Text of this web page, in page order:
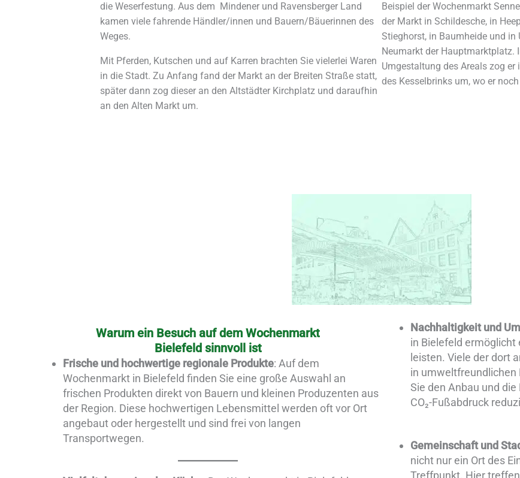
die Weserfestung. Aus dem Mindener und Ravensberger Land
kamen viele fahrende Händler/innen und Bauern/Bäuerinnen des
Weges.
Mit Pferden, Kutschen und auf Karren brachten Sie vielerlei Waren
in die Stadt. Zu Anfang fand der Markt an der Breiten Straße statt,
später dann zog dieser an den Altstädter Kirchplatz und daraufhin
an den Alten Markt um.
Beispiel der Wochenmarkt
der Markt in Schildesche, in
Stieghorst, in Baumheide und in
Neumarkt der Hauptmarktplatz.
Umgestaltung des Areals zog
des Kesselbrinks um, wo er
Warum ein Besuch auf dem Wochenmarkt
Bielefeld sinnvoll ist
Frische und hochwertige regionale Produkte: Auf dem
Wochenmarkt in Bielefeld finden Sie eine große Auswahl an
frischen Produkten direkt von Bauern und kleinen Produzenten aus
der Region. Diese hochwertigen Lebensmittel werden oft vor Ort
angebaut oder hergestellt und sind frei von langen
Transportwegen.
Nachhaltigkeit und
in Bielefeld ermöglicht
leisten. Viele der dort
in
Sie den Anbau und
CO₂-Fußabdruck
Gemeinschaft und
nicht nur ein Ort des
Treffpunkt. Hier